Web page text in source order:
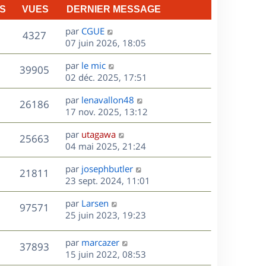
VUES DERNIER MESSAGE
4327V
u
e
s
D
e
r
n
i
e
r
m
e
s
s
a
g
e
par CGUE
07 juin 2026, 18:05
39905V
u
e
s
D
e
r
n
i
e
r
m
e
s
s
a
g
e
par le mic
02 déc. 2025, 17:51
26186V
u
e
D
e
r
n
i
e
r
m
e
s
s
a
g
e
par lenavallon48
17 nov. 2025, 13:12
25663V
u
D
e
r
n
i
e
r
m
e
s
s
par utagawa
04 mai 2025, 21:24
21811
u
D
e
r
n
i
e
r
m
e
par josephbutler
23 sept. 2024, 11:01
97571
u
e
D
e
n
i
e
par Larsen
25 juin 2023, 19:23
37893V
D
e
par marcazer
15 juin 2022, 08:53